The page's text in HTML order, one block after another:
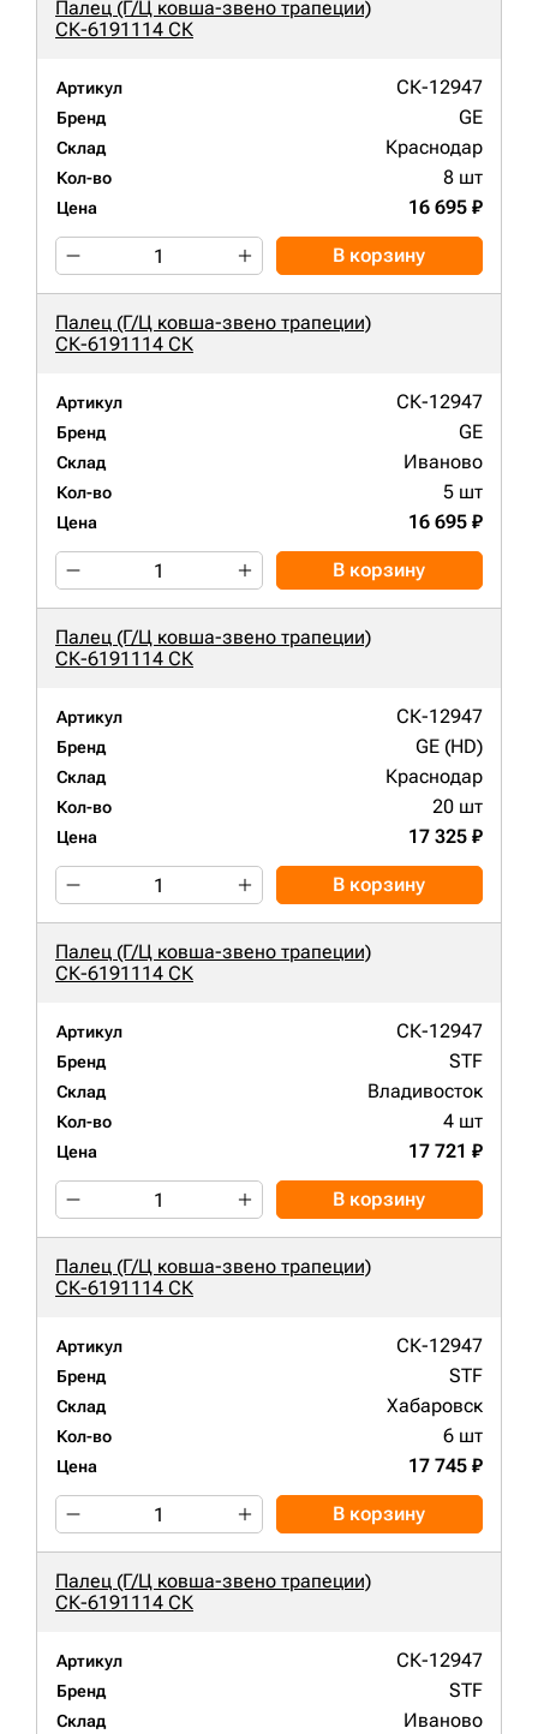
Палец (Г/Ц ковша-звено трапеции)
СК-6191114 СК
Артикул СК-12947
Бренд GE
Склад Краснодар
Кол-во 8 шт
Цена 16 695 ₽
В корзину
Палец (Г/Ц ковша-звено трапеции)
СК-6191114 СК
Артикул СК-12947
Бренд GE
Склад Иваново
Кол-во 5 шт
Цена 16 695 ₽
В корзину
Палец (Г/Ц ковша-звено трапеции)
СК-6191114 СК
Артикул СК-12947
Бренд GE (HD)
Склад Краснодар
Кол-во 20 шт
Цена 17 325 ₽
В корзину
Палец (Г/Ц ковша-звено трапеции)
СК-6191114 СК
Артикул СК-12947
Бренд STF
Склад Владивосток
Кол-во 4 шт
Цена 17 721 ₽
В корзину
Палец (Г/Ц ковша-звено трапеции)
СК-6191114 СК
Артикул СК-12947
Бренд STF
Склад Хабаровск
Кол-во 6 шт
Цена 17 745 ₽
В корзину
Палец (Г/Ц ковша-звено трапеции)
СК-6191114 СК
Артикул СК-12947
Бренд STF
Склад Иваново